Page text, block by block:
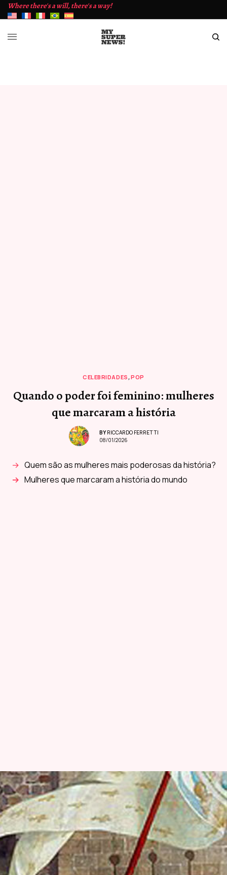
Where there's a will, there's a way!
CELEBRIDADES,POP
Quando o poder foi feminino: mulheres
que marcaram a história
BY RICCARDO FERRETTI
08/01/2026
Quem são as mulheres mais poderosas da história?
Mulheres que marcaram a história do mundo